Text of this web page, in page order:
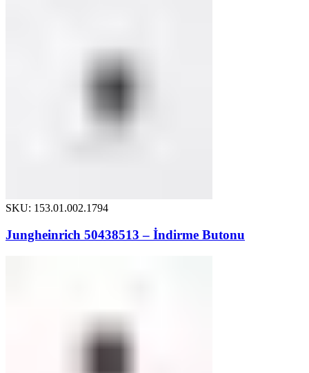
SKU: 153.01.002.1794
Jungheinrich 50438513 – İndirme Butonu